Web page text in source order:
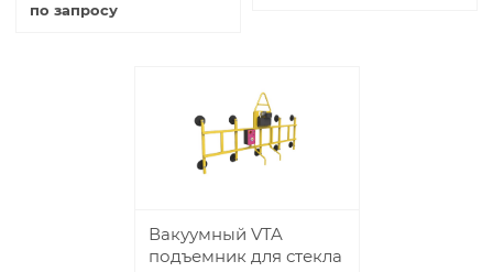
по запросу
Вакуумный VTA
подъемник для стекла